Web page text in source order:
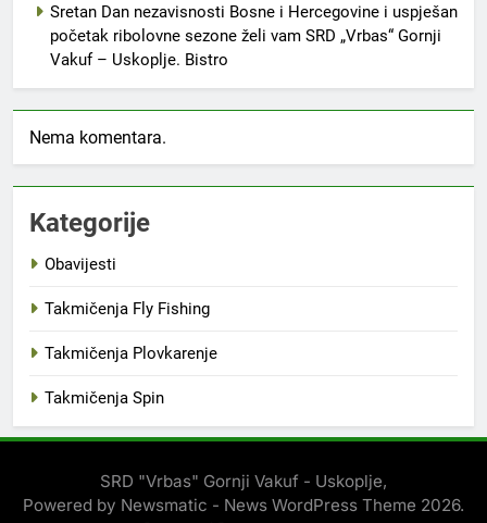
Sretan Dan nezavisnosti Bosne i Hercegovine i uspješan
početak ribolovne sezone želi vam SRD „Vrbas“ Gornji
Vakuf – Uskoplje. Bistro
Nema komentara.
Kategorije
Obavijesti
Takmičenja Fly Fishing
Takmičenja Plovkarenje
Takmičenja Spin
SRD "Vrbas" Gornji Vakuf - Uskoplje,
Powered by Newsmatic - News WordPress Theme 2026.